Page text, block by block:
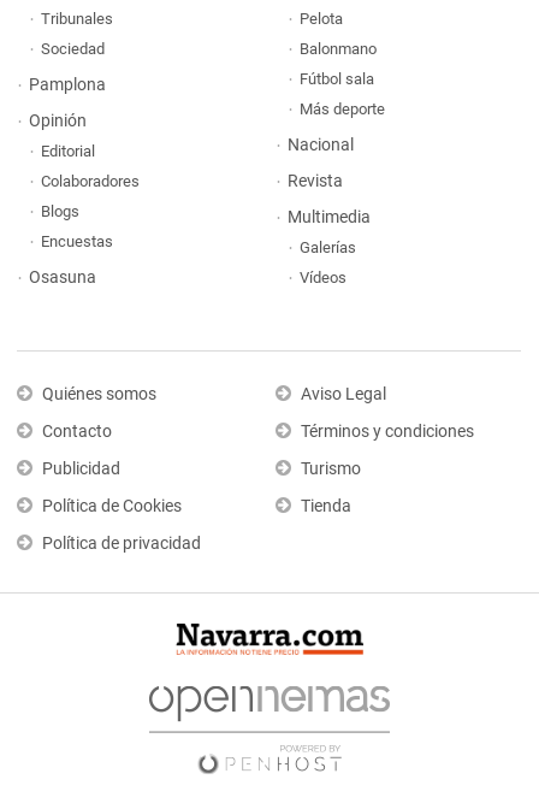
Tribunales
Sociedad
Pamplona
Opinión
Editorial
Colaboradores
Blogs
Encuestas
Osasuna
Pelota
Balonmano
Fútbol sala
Más deporte
Nacional
Revista
Multimedia
Galerías
Vídeos
Quiénes somos
Contacto
Publicidad
Política de Cookies
Política de privacidad
Aviso Legal
Términos y condiciones
Turismo
Tienda